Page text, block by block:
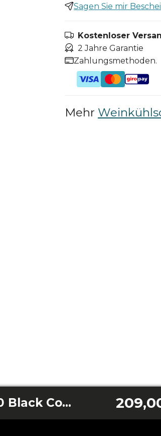
Sagen Sie mir
Kostenloser
2 Jahre Garantie
Zahlungsmethoden.
Mehr
Bolero GrandSommelier 1550 Black Compressor